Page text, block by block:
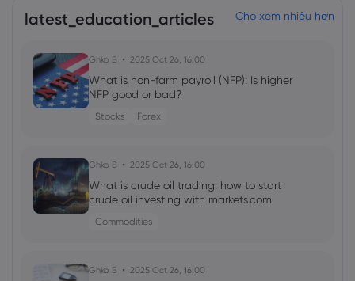
latest_education_articles Cho xem nhiều hơn
Ghko B 2025 Oct 26, 16:00
What is non-farm payroll (NFP): Is higher
NFP good or bad?
Stocks Forex
Ghko B 2025 Oct 26, 16:00
What is crude oil trading: how to start
crude oil investing with markets.com
Commodities
Ghko B 2025 Oct 26, 16:00